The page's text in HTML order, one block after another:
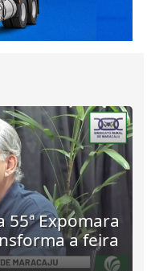
55ª Expomara
a feira